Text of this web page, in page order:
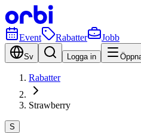
Event Rabatter Jobb
Sv Logga in
Rabatter
Strawberry
S